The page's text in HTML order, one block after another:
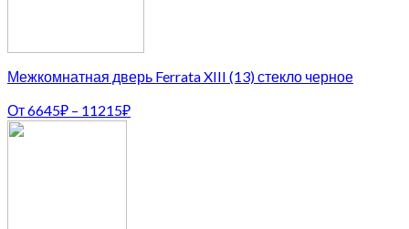
Межкомнатная дверь Ferrata XIII (13) стекло черное
От6645₽ – 11215₽